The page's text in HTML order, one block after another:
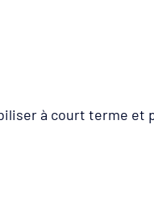
à court terme et